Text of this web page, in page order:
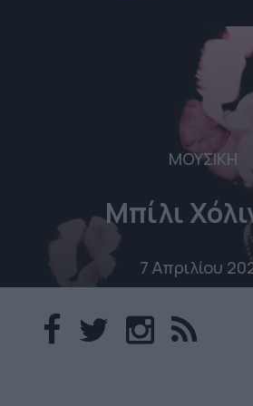
ΜΟΥΣΙΚΗ
Μπίλι
7 Απριλίου